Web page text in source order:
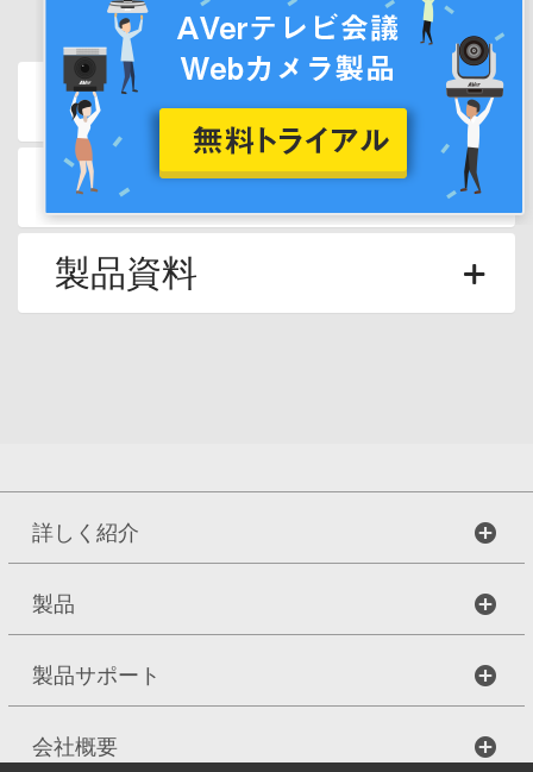
パッケージ内容
オプション販売品
製品資料
詳しく紹介
製品
製品サポート
会社概要